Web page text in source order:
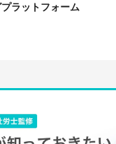
ラットフォーム